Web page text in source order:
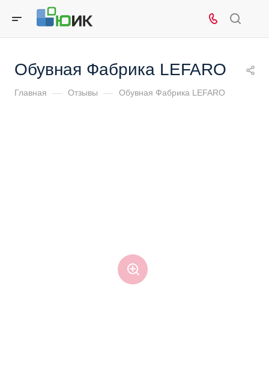
Обувная Фабрика LEFARO
Главная — Отзывы — Обувная Фабрика LEFARO